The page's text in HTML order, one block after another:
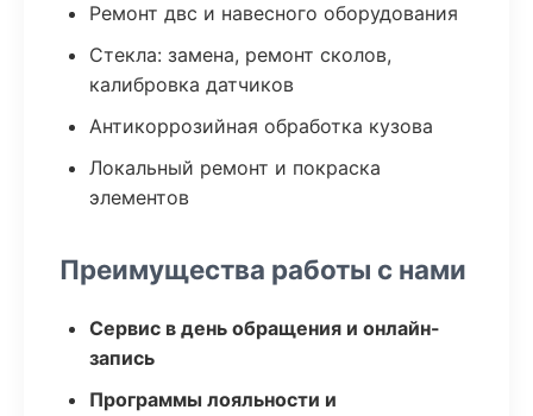
Ремонт двс и навесного оборудования
Стекла: замена, ремонт сколов,
калибровка датчиков
Антикоррозийная обработка кузова
Локальный ремонт и покраска
элементов
Преимущества работы с нами
Сервис в день обращения и онлайн-
запись
Программы лояльности и